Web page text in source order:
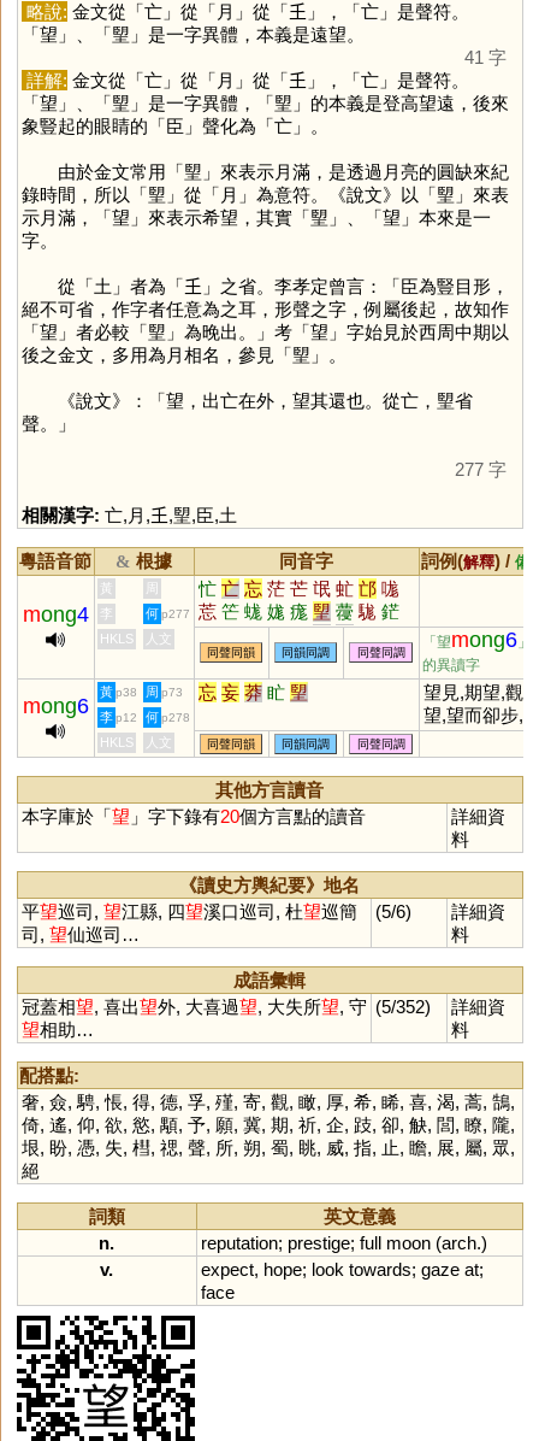
略說: 金文從「亡」從「月 」從「𡈼 」，「亡」是聲符。
「望 」、「朢 」是一字異體，本義是遠望。
41 字
詳解: 金文從「亡」從「月 」從「𡈼 」，「亡」是聲符。
「望 」、「朢 」是一字異體，「朢 」的本義是登高望遠，後來
象豎起的眼睛的「臣 」聲化為「亡」。
由於金文常用「朢 」來表示月滿，是透過月亮的圓缺來紀
錄時間，所以「朢 」從「月 」為意符。《說文》以「朢 」來表
示月滿，「望 」來表示希望，其實「朢 」、「望 」本來是一
字。
從「土」者為「𡈼 」之省。李孝定曾言：「臣為豎目形，
絕不可省，作字者任意為之耳，形聲之字，例屬後起，故知作
「望 」者必較「朢 」為晚出。」考「望 」字始見於西周中期以
後之金文，多用為月相名，參見「朢 」。
《說文》：「望，出亡在外，望其還也。從亡，朢省
聲。」
277 字
相關漢字: 亡,月 ,𡈼,朢,臣,土
粵語音節 & 根據 同音字 詞例(解釋) / 備
mong4
黃 周 忙 亡 忘 茫 芒 氓 虻 邙 哤
莣 笀 蛖 娏 痝 朢 蘉 駹 鋩
硭 牻 庬 厖 甿 尨 汒 杗
李 何 p277
HKLS 人文
同聲同韻 同韻同調 同聲同調
「望mong6 」
的異讀字
mong6
黃 p38 周 p73 忘 妄 莽 盳 朢
望見,期望,觀
望,望而卻步,
塵莫及
李 p12 何 p278
HKLS 人文 同聲同韻 同韻同調 同聲同調
其他方言讀音
本字庫於「望 」字下錄有20個方言點的讀音
詳細資
料
《讀史方輿紀要》地名
平望巡司, 望江縣, 四望溪口巡司, 杜望巡簡
司, 望仙巡司…
(5/6)
詳細資
料
成語彙輯
冠蓋相望, 喜出望外, 大喜過望, 大失所望, 守
望相助…
(5/352)
詳細資
料
配搭點:
奢, 僉, 騁,悵, 得, 德, 孚, 殣, 寄, 觀, 瞰, 厚, 希, 睎, 喜, 渴, 蒿, 鵠,
倚, 遙, 仰, 欲, 慾, 顒, 予, 願, 冀, 期, 祈, 企, 跂, 卻, 觖, 閭, 瞭, 隴,
垠, 盼, 憑, 失, 槥, 禗, 聲, 所, 朔, 蜀, 眺, 威, 指, 止, 瞻, 展, 屬, 眾,
絕
詞類
英文意義
n.
reputation; prestige; full moon(arch.)
v.
expect, hope; look towards; gaze at;
face